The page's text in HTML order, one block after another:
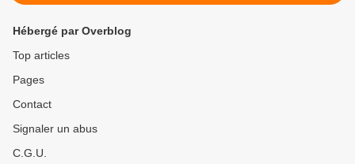
Hébergé par Overblog
Top articles
Pages
Contact
Signaler un abus
C.G.U.